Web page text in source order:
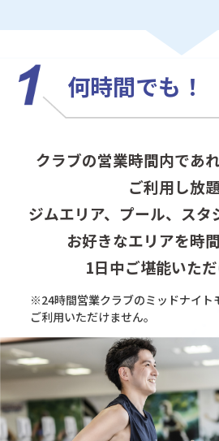
何時間でも！
クラブの営業時間内であ
ご利用し放題
ジムエリア、プール、ス
お好きなエリアを時
1日中ご堪能いただ
※24時間営業クラブのミッドナイト
ご利用いただけません。